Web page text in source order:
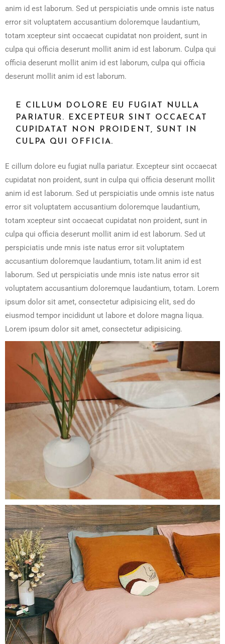
anim id est laborum. Sed ut perspiciatis unde omnis iste natus
error sit voluptatem accusantium doloremque laudantium,
totam xcepteur sint occaecat cupidatat non proident, sunt in
culpa qui officia deserunt mollit anim id est laborum. Culpa qui
officia deserunt mollit anim id est laborum, culpa qui officia
deserunt mollit anim id est laborum.
E CILLUM DOLORE EU FUGIAT NULLA
PARIATUR. EXCEPTEUR SINT OCCAECAT
CUPIDATAT NON PROIDENT, SUNT IN
CULPA QUI OFFICIA.
E cillum dolore eu fugiat nulla pariatur. Excepteur sint occaecat
cupidatat non proident, sunt in culpa qui officia deserunt mollit
anim id est laborum. Sed ut perspiciatis unde omnis iste natus
error sit voluptatem accusantium doloremque laudantium,
totam xcepteur sint occaecat cupidatat non proident, sunt in
culpa qui officia deserunt mollit anim id est laborum. Sed ut
perspiciatis unde mnis iste natus error sit voluptatem
accusantium doloremque laudantium, totam.lit anim id est
laborum. Sed ut perspiciatis unde mnis iste natus error sit
voluptatem accusantium doloremque laudantium, totam. Lorem
ipsum dolor sit amet, consectetur adipisicing elit, sed do
eiusmod tempor incididunt ut labore et dolore magna liqua.
Lorem ipsum dolor sit amet, consectetur adipisicing.